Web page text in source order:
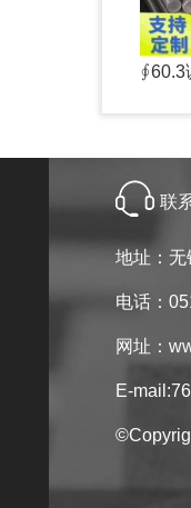
联
地址：
电话：
网址：
E-